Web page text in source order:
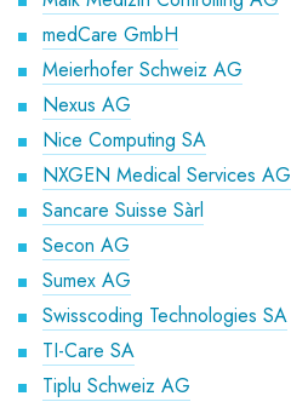
medCare GmbH
Meierhofer Schweiz AG
Nexus AG
Nice Computing SA
NXGEN Medical Services AG
Sancare Suisse Sàrl
Secon AG
Sumex AG
Swisscoding Technologies SA
TI-Care SA
Tiplu Schweiz AG